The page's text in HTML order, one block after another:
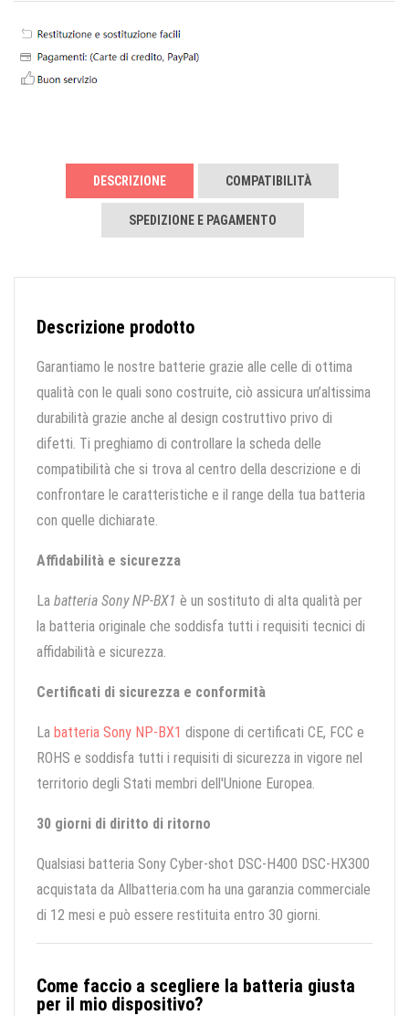
DESCRIZIONE COMPATIBILITÀ
SPEDIZIONE E PAGAMENTO
Descrizione prodotto
Garantiamo le nostre batterie grazie alle celle di ottima
qualità con le quali sono costruite, ciò assicura un’altissima
durabilità grazie anche al design costruttivo privo di
difetti. Ti preghiamo di controllare la scheda delle
compatibilità che si trova al centro della descrizione e di
confrontare le caratteristiche e il range della tua batteria
con quelle dichiarate.
Affidabilità e sicurezza
La batteria Sony NP-BX1 è un sostituto di alta qualità per
la batteria originale che soddisfa tutti i requisiti tecnici di
affidabilità e sicurezza.
Certificati di sicurezza e conformità
La batteria Sony NP-BX1 dispone di certificati CE, FCC e
ROHS e soddisfa tutti i requisiti di sicurezza in vigore nel
territorio degli Stati membri dell'Unione Europea.
30 giorni di diritto di ritorno
Qualsiasi batteria Sony Cyber-shot DSC-H400 DSC-HX300
acquistata da Allbatteria.com ha una garanzia commerciale
di 12 mesi e può essere restituita entro 30 giorni.
Come faccio a scegliere la batteria giusta
per il mio dispositivo?